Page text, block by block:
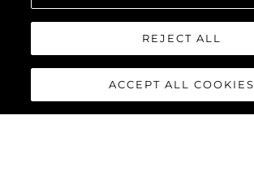
REJECT ALL
ACCEPT ALL COOKIES